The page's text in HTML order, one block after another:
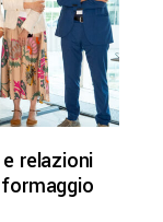
relazioni